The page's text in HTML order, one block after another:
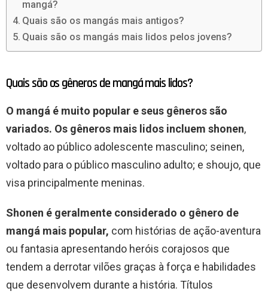
mangá?
Quais são os mangás mais antigos?
Quais são os mangás mais lidos pelos jovens?
Quais são os gêneros de mangá mais lidos?
O mangá é muito popular e seus gêneros são
variados. Os gêneros mais lidos incluem shonen,
voltado ao público adolescente masculino; seinen,
voltado para o público masculino adulto; e shoujo, que
visa principalmente meninas.
Shonen é geralmente considerado o gênero de
mangá mais popular, com histórias de ação-aventura
ou fantasia apresentando heróis corajosos que
tendem a derrotar vilões graças à força e habilidades
que desenvolvem durante a história. Títulos